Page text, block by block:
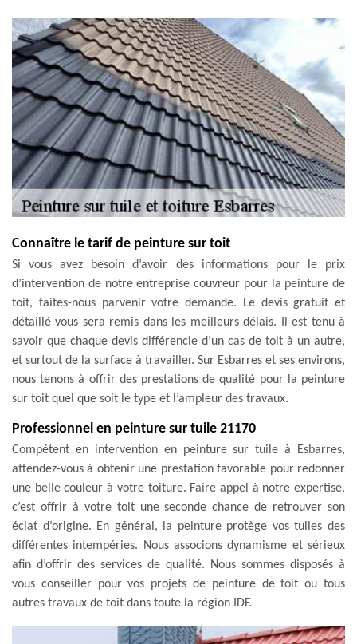
Connaître le tarif de peinture sur toit
Si vous avez besoin d’avoir des informations pour le prix
d’intervention de notre entreprise couvreur pour la peinture de
toit, faites-nous parvenir votre demande. Le devis gratuit et
détaillé vous sera remis dans les meilleurs délais. Il est tenu à
savoir que chaque devis différencie d’un cas de toit à un autre,
et surtout de la surface à travailler. Sur Esbarres et ses environs,
nous tenons à offrir des prestations de qualité pour la peinture
sur toit quel que soit le type et l’ampleur des travaux.
Professionnel en peinture sur tuile 21170
Compétent en intervention en peinture sur tuile à Esbarres,
attendez-vous à obtenir une prestation favorable pour redonner
une belle couleur à votre toiture. Faire appel à notre expertise,
c’est offrir à votre toit une seconde chance de retrouver son
éclat d’origine. En général, la peinture protège vos tuiles des
différentes intempéries. Nous associons dynamisme et sérieux
afin d’offrir des services de qualité. Nous sommes disposés à
vous conseiller pour vos projets de peinture de toit ou tous
autres travaux de toit dans toute la région IDF.